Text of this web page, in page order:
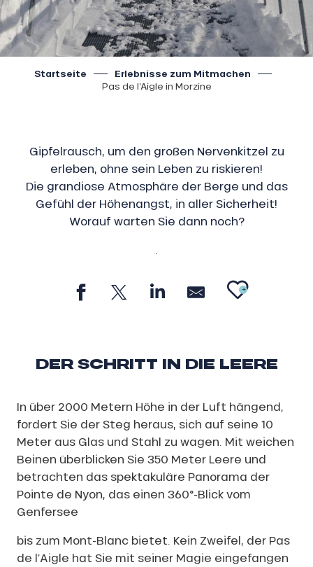
Startseite
Erlebnisse zum Mitmachen
Pas de l’Aigle in Morzine
Gipfelrausch, um den großen Nervenkitzel zu
erleben, ohne sein Leben zu riskieren!
Die grandiose Atmosphäre der Berge und das
Gefühl der Höhenangst, in aller Sicherheit!
Worauf warten Sie dann noch?
DER SCHRITT IN DIE LEERE
In über 2000 Metern Höhe in der Luft hängend,
fordert Sie der Steg heraus, sich auf seine 10
Meter aus Glas und Stahl zu wagen. Mit weichen
Beinen überblicken Sie 350 Meter Leere und
betrachten das spektakuläre Panorama der
Pointe de Nyon, das einen 360°-Blick vom
Genfersee
bis zum Mont-Blanc bietet. Kein Zweifel, der Pas
de l’Aigle hat Sie mit seiner Magie eingefangen